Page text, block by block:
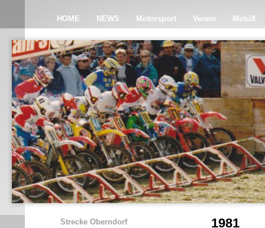
HOME NEWS Motorsport Verein MotoX
Strecke Oberndorf 1981